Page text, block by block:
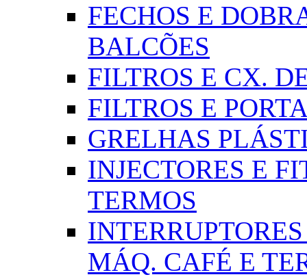
FECHOS E
BALCÕES
FILTROS E CX.
FILTROS E
GRELHAS
INJECTORES E
TERMOS
MÁQ. CAFÉ E